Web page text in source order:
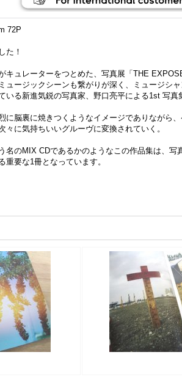
72P
た！
キュレーターをつとめた、写真展「THE
ュージックシーンも繋がりが深く、ミュージシ
いる新進気鋭の写真家、野口亮平による1st 写真
に脳裏に焼きつくようなイメージでありながら
々に気持ちいいグルーヴに変換されていく。
名のMIX CDであるかのようなこの作品集は、写
重要な1冊となっています。